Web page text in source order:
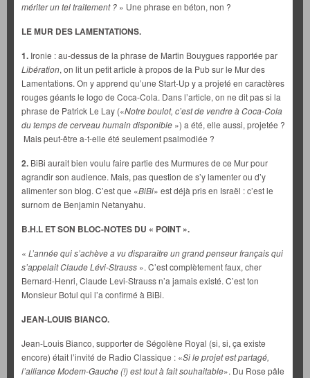
mériter un tel traitement ? » Une phrase en béton, non ?
LE MUR DES LAMENTATIONS.
1. Ironie : au-dessus de la phrase de Martin Bouygues rapportée par
Libération, on lit un petit article à propos de la Pub sur le Mur des
Lamentations. On y apprend qu’une Start-Up y a projeté en caractères
rouges géants le logo de Coca-Cola. Dans l’article, on ne dit pas si la
phrase de Patrick Le Lay («Notre boulot, c’est de vendre à Coca-Cola
du temps de cerveau humain disponible ») a été, elle aussi, projetée ?
Mais peut-être a-t-elle été seulement psalmodiée ?
2. BiBi aurait bien voulu faire partie des Murmures de ce Mur pour
agrandir son audience. Mais, pas question de s’y lamenter ou d’y
alimenter son blog. C’est que «BiBi» est déjà pris en Israël : c’est le
surnom de Benjamin Netanyahu.
B.H.L ET SON BLOC-NOTES DU « POINT ».
« L’année qui s’achève a vu disparaître un grand penseur français qui
s’appelait Claude Lévi-Strauss ». C’est complètement faux, cher
Bernard-Henri, Claude Levi-Strauss n’a jamais existé. C’est ton
Monsieur Botul qui l’a confirmé à BiBi.
JEAN-LOUIS BIANCO.
Jean-Louis Bianco, supporter de Ségolène Royal (si, si, ça existe
encore) était l’invité de Radio Classique : «Si le projet est partagé,
l’alliance Modem-Gauche (!) est tout à fait souhaitable». Du Rose pâle